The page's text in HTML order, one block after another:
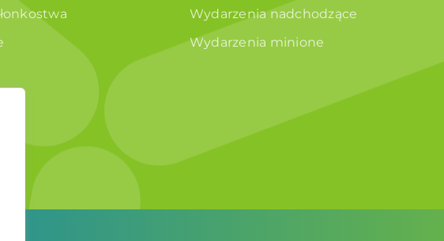
Wydarzenia nadchodzące
Wydarzenia minione